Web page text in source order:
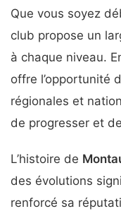
Que vous soyez
club propose un
à chaque niveau.
offre l’opportunité
régionales et
de progresser et
L’histoire de
des évolutions
renforcé sa